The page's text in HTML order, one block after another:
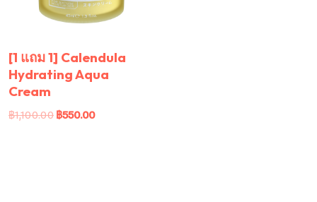
[1 แถม 1] Calendula
Hydrating Aqua
Cream
฿1,100.00 ฿550.00